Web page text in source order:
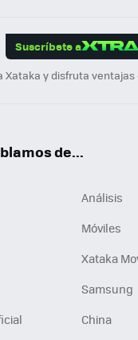
Suscríbete a
Xataka y disfruta
de...
Análisis
Móviles
Xataka
Samsung
China